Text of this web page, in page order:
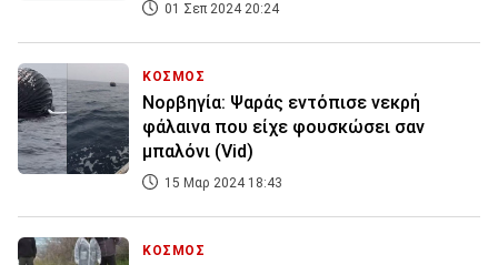
01 Σεπ 2024 20:24
ΚΟΣΜΟΣ
Νορβηγία: Ψαράς εντόπισε νεκρή
φάλαινα που είχε φουσκώσει σαν
μπαλόνι (Vid)
15 Μαρ 2024 18:43
ΚΟΣΜΟΣ